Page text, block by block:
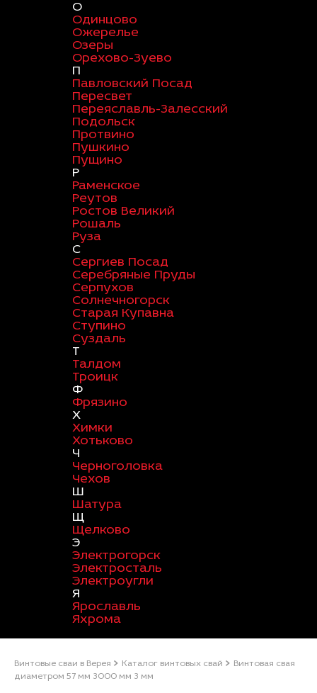
О
Одинцово
Ожерелье
Озеры
Орехово-Зуево
П
Павловский Посад
Пересвет
Переяславль-Залесский
Подольск
Протвино
Пушкино
Пущино
Р
Раменское
Реутов
Ростов Великий
Рошаль
Руза
С
Сергиев Посад
Серебряные Пруды
Серпухов
Солнечногорск
Старая Купавна
Ступино
Суздаль
Т
Талдом
Троицк
Ф
Фрязино
Х
Химки
Хотьково
Ч
Черноголовка
Чехов
Ш
Шатура
Щ
Щелково
Э
Электрогорск
Электросталь
Электроугли
Я
Ярославль
Яхрома
Винтовые сваи в Верея Каталог винтовых свай
Винтовая свая
диаметром 57 мм 3000 мм 3 мм